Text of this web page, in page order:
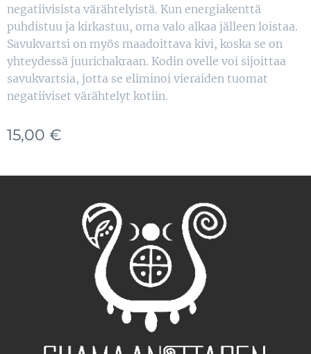
negatiivisista värähtelyistä. Kun energiakenttä
puhdistuu ja kirkastuu, oma valo alkaa jälleen loistaa.
Savukvartsi on myös maadoittava kivi, koska se on
yhteydessä juurichakraan. Kodin ovelle voi sijoittaa
savukvartsia, jotta se eliminoi vieraiden tuomat
negatiiviset värähtelyt kotiin.
15,00 €